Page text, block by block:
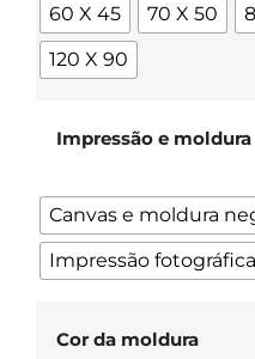
60 X 45 70 X 50
120 X 90
Impressão e moldura
Canvas e moldura
Impressão
Cor da moldura